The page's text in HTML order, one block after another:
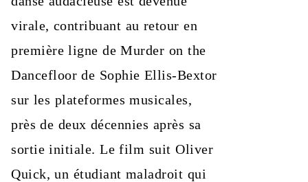
virale, contribuant au retour en
première ligne de Murder on the
Dancefloor de Sophie Ellis-Bextor
sur les plateformes musicales,
près de deux décennies après sa
sortie initiale. Le film suit Oliver
Quick, un étudiant maladroit qui